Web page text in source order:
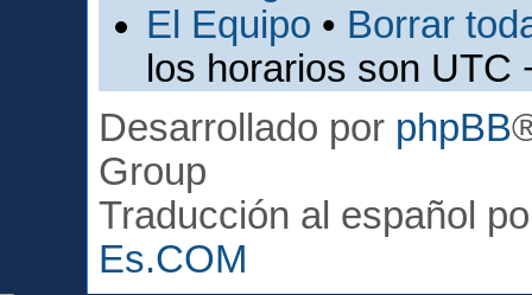
El Equipo • Borrar
los horarios son UTC
Desarrollado por phpBB
Group
Traducción al español
Es.COM